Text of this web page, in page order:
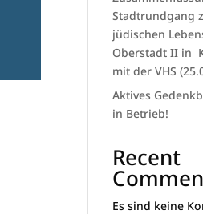
Stadtrundgang
jüdischen
Oberstadt II in
mit der VHS
Aktives
in Betrieb!
Recent
Es sind keine